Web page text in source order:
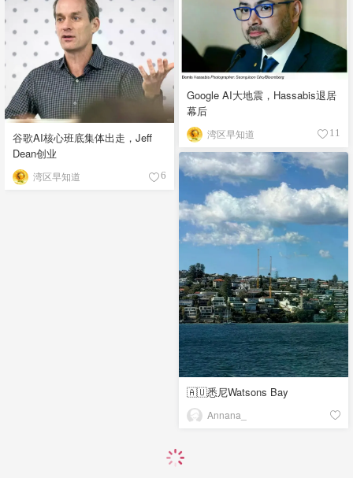
Google AI大地震，Hassabis退居
幕后
湾区早知道 11
谷歌AI核心班底集体出走，Jeff
Dean创业
湾区早知道 6
🇦🇺悉尼Watsons Bay
Annana_